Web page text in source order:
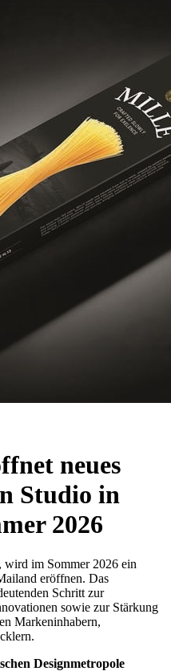
neues
Studio in
2026
wird im Sommer 2026 ein
eröffnen. Das
Schritt zur
sowie zur Stärkung
Markeninhabern,
Designmetropole